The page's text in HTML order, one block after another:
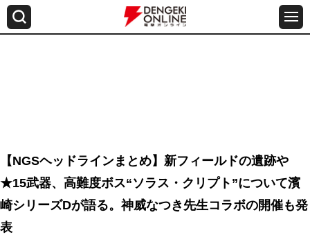
【NGSヘッドラインまとめ】新フィールドの遺跡や
★15武器、高難度ボス“ソラス・クリプト”について濱
崎シリーズDが語る。神威なつき先生コラボの開催も発
表